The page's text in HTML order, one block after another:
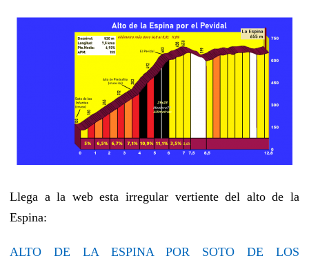
Llega a la web esta irregular vertiente del alto de la
Espina:
ALTO DE LA ESPINA POR SOTO DE LOS